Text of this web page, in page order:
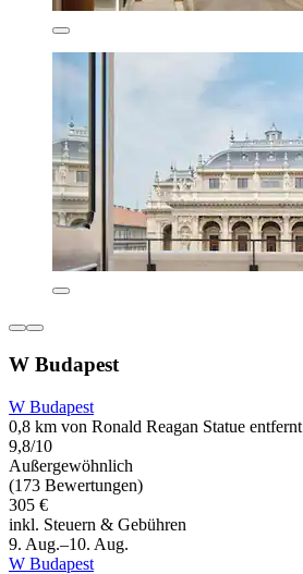
W Budapest
W Budapest
0,8 km von Ronald Reagan Statue entfernt
9,8/10
Außergewöhnlich
(173 Bewertungen)
305 €
inkl. Steuern & Gebühren
9. Aug.–10. Aug.
W Budapest